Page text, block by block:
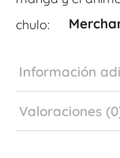
chulo:
Información
Valoraciones